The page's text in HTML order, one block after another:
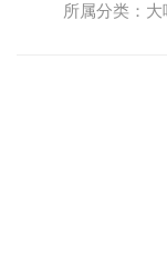
所属分类：